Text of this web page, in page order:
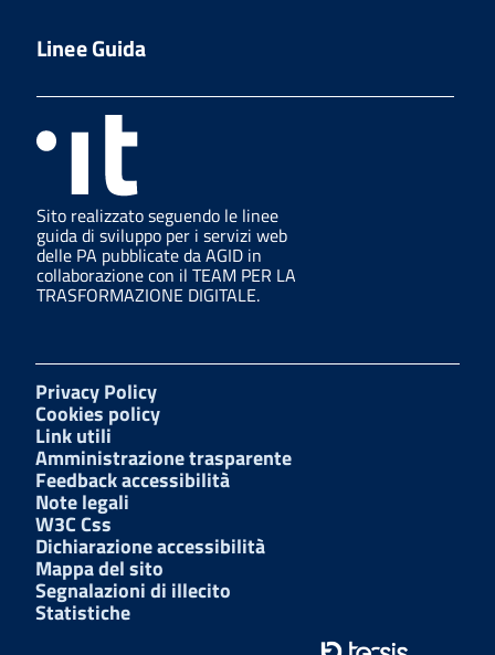
Linee Guida
Sito realizzato seguendo le linee
guida di sviluppo per i servizi web
delle PA pubblicate da AGID in
collaborazione con il TEAM PER LA
TRASFORMAZIONE DIGITALE.
Privacy Policy
Cookies policy
Link utili
Amministrazione trasparente
Feedback accessibilità
Note legali
W3C Css
Dichiarazione accessibilità
Mappa del sito
Segnalazioni di illecito
Statistiche